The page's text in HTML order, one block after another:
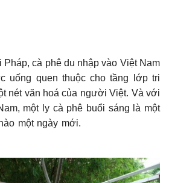
cà phê du nhập vào Việt Nam
uống quen thuộc cho tầng lớp tri
nét văn hoá của người Việt. Và với
một ly cà phê buổi sáng là một
một ngày mới.